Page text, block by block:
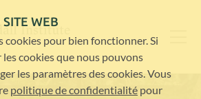
SITE WEB
cookies pour bien fonctionner. Si
cookies que nous pouvons
les paramètres des cookies. Vous
politique de confidentialité pour